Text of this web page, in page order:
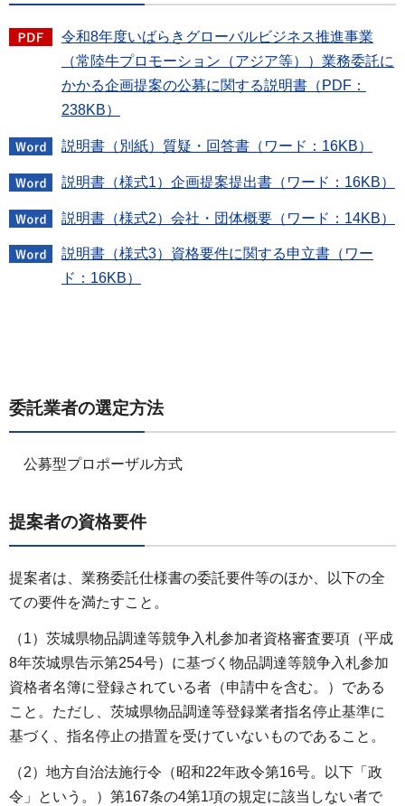
令和8年度いばらきグローバルビジネス推進事業
（常陸牛プロモーション（アジア等））業務委託に
かかる企画提案の公募に関する説明書（PDF：
238KB）
説明書（別紙）質疑・回答書（ワード：16KB）
説明書（様式1）企画提案提出書（ワード：16KB）
説明書（様式2）会社・団体概要（ワード：14KB）
説明書（様式3）資格要件に関する申立書（ワー
ド：16KB）
委託業者の選定方法
公募型プロポーザル方式
提案者の資格要件
提案者は、業務委託仕様書の委託要件等のほか、以下の全
ての要件を満たすこと。
（1）茨城県物品調達等競争入札参加者資格審査要項（平成
8年茨城県告示第254号）に基づく物品調達等競争入札参加
資格者名簿に登録されている者（申請中を含む。）である
こと。ただし、茨城県物品調達等登録業者指名停止基準に
基づく、指名停止の措置を受けていないものであること。
（2）地方自治法施行令（昭和22年政令第16号。以下「政
令」という。）第167条の4第1項の規定に該当しない者で